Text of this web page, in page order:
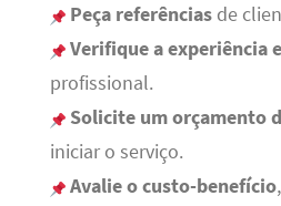
Peça referênciasde
Verifique a experiência
profissional.
Solicite um orçamento
iniciar o serviço.
Avalie o custo-benefício